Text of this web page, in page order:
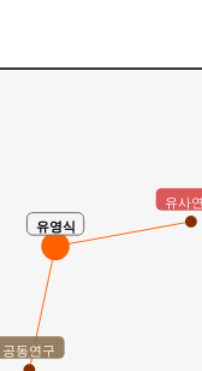
유영식
공동연구
유사